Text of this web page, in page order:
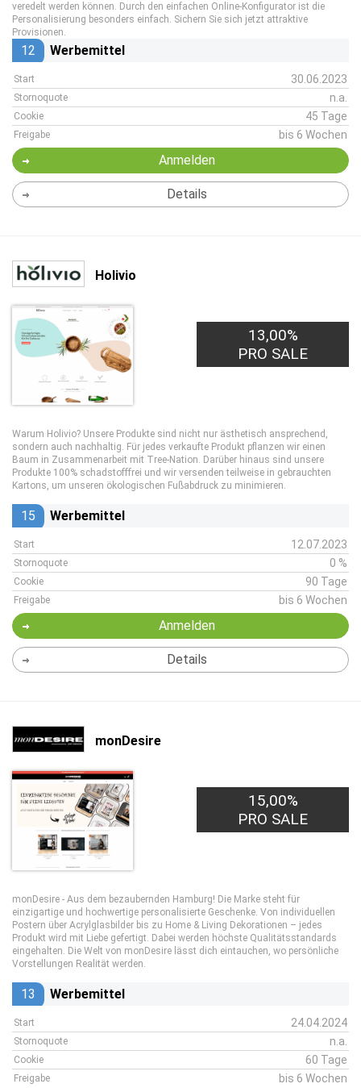
veredelt werden können. Durch den einfachen Online-Konfigurator ist die
Personalisierung besonders einfach. Sichern Sie sich jetzt attraktive
Provisionen.
12 Werbemittel
Start 30.06.2023
Stornoquote n.a.
Cookie 45 Tage
Freigabe bis 6 Wochen
Anmelden
Details
Holivio
13,00%
PRO SALE
Warum Holivio? Unsere Produkte sind nicht nur ästhetisch ansprechend,
sondern auch nachhaltig. Für jedes verkaufte Produkt pflanzen wir einen
Baum in Zusammenarbeit mit Tree-Nation. Darüber hinaus sind unsere
Produkte 100% schadstofffrei und wir versenden teilweise in gebrauchten
Kartons, um unseren ökologischen Fußabdruck zu minimieren.
15 Werbemittel
Start 12.07.2023
Stornoquote 0 %
Cookie 90 Tage
Freigabe bis 6 Wochen
Anmelden
Details
monDesire
15,00%
PRO SALE
monDesire - Aus dem bezaubernden Hamburg! Die Marke steht für
einzigartige und hochwertige personalisierte Geschenke. Von individuellen
Postern über Acrylglasbilder bis zu Home & Living Dekorationen – jedes
Produkt wird mit Liebe gefertigt. Dabei werden höchste Qualitätsstandards
eingehalten. Die Welt von monDesire lässt dich eintauchen, wo persönliche
Vorstellungen Realität werden.
13 Werbemittel
Start 24.04.2024
Stornoquote n.a.
Cookie 60 Tage
Freigabe bis 6 Wochen